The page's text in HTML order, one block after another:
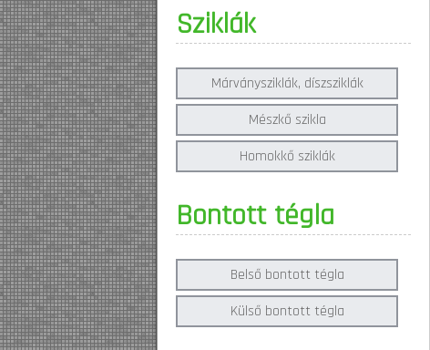
Sziklák
Márványsziklák, díszsziklák
Mészkő szikla
Homokkő sziklák
Bontott tégla
Belső bontott tégla
Külső bontott tégla